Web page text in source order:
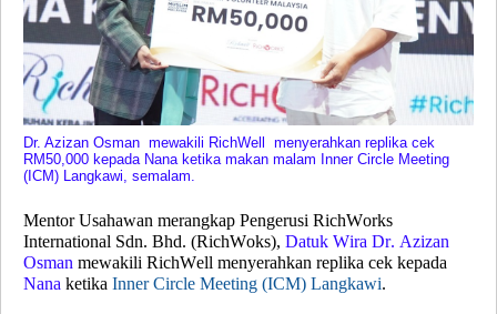
Dr. Azizan Osman mewakili RichWell menyerahkan replika cek
RM50,000 kepada Nana ketika makan malam Inner Circle Meeting
(ICM) Langkawi, semalam.
Mentor Usahawan merangkap Pengerusi RichWorks
International Sdn. Bhd. (RichWoks), Datuk Wira Dr. Azizan
Osman mewakili RichWell menyerahkan replika cek kepada
Nana ketika Inner Circle Meeting (ICM) Langkawi.